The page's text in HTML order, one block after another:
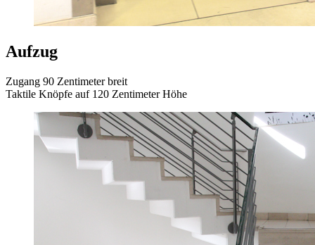
Aufzug
Zugang 90 Zentimeter breit
Taktile Knöpfe auf 120 Zentimeter Höhe